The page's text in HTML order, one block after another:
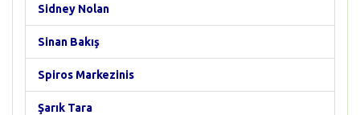
Sidney Nolan
Sinan Bakış
Spiros Markezinis
Şarık Tara